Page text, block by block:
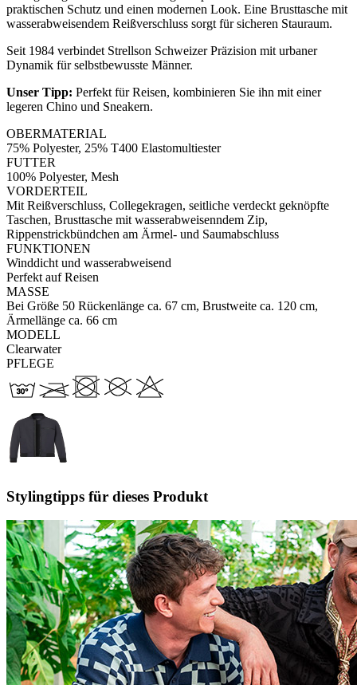
praktischen Schutz und einen modernen Look. Eine Brusttasche mit
wasserabweisendem Reißverschluss sorgt für sicheren Stauraum.
Seit 1984 verbindet Strellson Schweizer Präzision mit urbaner
Dynamik für selbstbewusste Männer.
Unser Tipp: Perfekt für Reisen, kombinieren Sie ihn mit einer
legeren Chino und Sneakern.
OBERMATERIAL
75% Polyester, 25% T400 Elastomultiester
FUTTER
100% Polyester, Mesh
VORDERTEIL
Mit Reißverschluss, Collegekragen, seitliche verdeckt geknöpfte
Taschen, Brusttasche mit wasserabweisenndem Zip,
Rippenstrickbündchen am Ärmel- und Saumabschluss
FUNKTIONEN
Winddicht und wasserabweisend
Perfekt auf Reisen
MASSE
Bei Größe 50 Rückenlänge ca. 67 cm, Brustweite ca. 120 cm,
Ärmellänge ca. 66 cm
MODELL
Clearwater
PFLEGE
Stylingtipps für dieses Produkt